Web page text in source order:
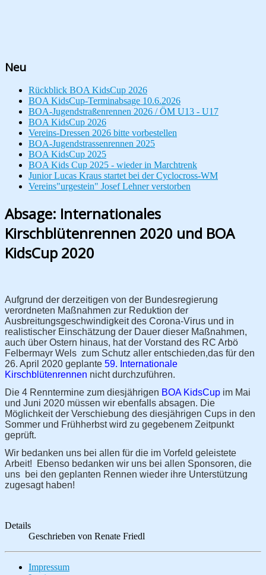
Neu
Rückblick BOA KidsCup 2026
BOA KidsCup-Terminabsage 10.6.2026
BOA-Jugendstraßenrennen 2026 / ÖM U13 - U17
BOA KidsCup 2026
Vereins-Dressen 2026 bitte vorbestellen
BOA-Jugendstrassenrennen 2025
BOA KidsCup 2025
BOA Kids Cup 2025 - wieder in Marchtrenk
Junior Lucas Kraus startet bei der Cyclocross-WM
Vereins"urgestein" Josef Lehner verstorben
Absage: Internationales
Kirschblütenrennen 2020 und BOA
KidsCup 2020
Aufgrund der derzeitigen von der Bundesregierung
verordneten Maßnahmen zur Reduktion der
Ausbreitungsgeschwindigkeit des Corona-Virus und in
realistischer Einschätzung der Dauer dieser Maßnahmen,
auch über Ostern hinaus, hat der Vorstand des RC Arbö
Felbermayr Wels zum Schutz aller entschieden,das für den
26. April 2020 geplante 59. Internationale
Kirschblütenrennen nicht durchzuführen.
Die 4 Renntermine zum diesjährigen BOA KidsCup im Mai
und Juni 2020 müssen wir ebenfalls absagen. Die
Möglichkeit der Verschiebung des diesjährigen Cups in den
Sommer und Frühherbst wird zu gegebenem Zeitpunkt
geprüft.
Wir bedanken uns bei allen für die im Vorfeld geleistete
Arbeit! Ebenso bedanken wir uns bei allen Sponsoren, die
uns bei den geplanten Rennen wieder ihre Unterstützung
zugesagt haben!
Details
Geschrieben von Renate Friedl
Impressum